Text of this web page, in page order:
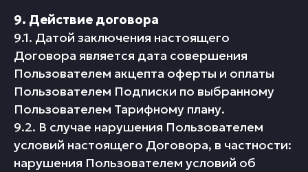
9. Действие договора
9.1. Датой заключения настоящего
Договора является дата совершения
Пользователем акцепта оферты и оплаты
Пользователем Подписки по выбранному
Пользователем Тарифному плану.
9.2. В случае нарушения Пользователем
условий настоящего Договора, в частности:
нарушения Пользователем условий об